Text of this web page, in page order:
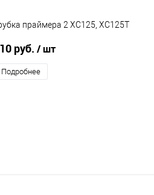
праймера 2 XC125, XC125T
руб. / шт
Подробнее